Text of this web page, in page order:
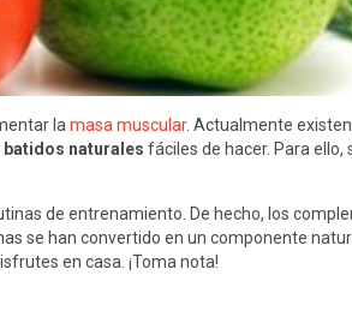
la masa muscular. Actualmente
batidos naturales fáciles de hacer. Para
de entrenamiento. De hecho, los
se han convertido en un componente
en casa. ¡Toma nota!